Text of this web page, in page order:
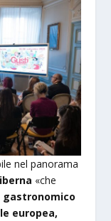
nel panorama
«che
europea,